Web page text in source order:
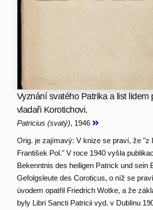
Vyznání svatého Patrika a list lidem
vladaři Korotichovi.
Patricius (svatý), 1946
Orig. je zajímavý: V knize se praví, že "z
František Pol." V roce 1940 vyšla
Bekenntnis des heiligen Patrick und sein
Gefolgsleute des Coroticus, o níž se
úvodem opatřil Friedrich Wotke, a že
byly Libri Sancti Patricii vyd. v Dublinu